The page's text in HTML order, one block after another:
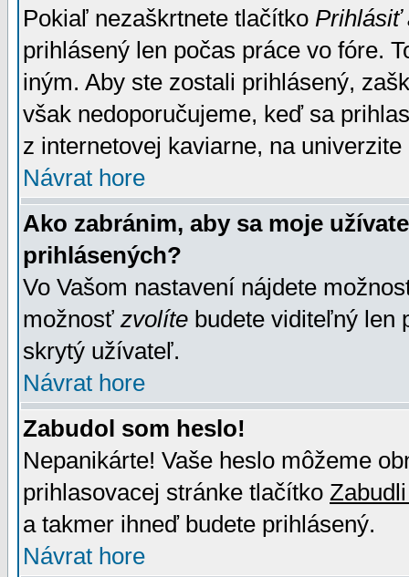
Pokiaľ nezaškrtnete tlačítko Prihlásiť
prihlásený len počas práce vo fóre.
iným. Aby ste zostali prihlásený,
však nedoporučujeme, keď sa
z internetovej kaviarne, na univerzite
Návrat hore
Ako zabránim, aby sa moje
prihlásených?
Vo Vašom nastavení nájdete
možnosť zvolíte budete viditeľný len
skrytý užívateľ.
Návrat hore
Zabudol som heslo!
Nepanikárte! Vaše heslo môžeme
prihlasovacej stránke tlačítko
a takmer ihneď budete prihlásený.
Návrat hore